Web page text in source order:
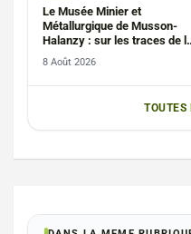
Le Musée Minier et
Métallurgique de Musson-
Halanzy : sur les traces de la
« minette »
8 Août 2026
TOUTES